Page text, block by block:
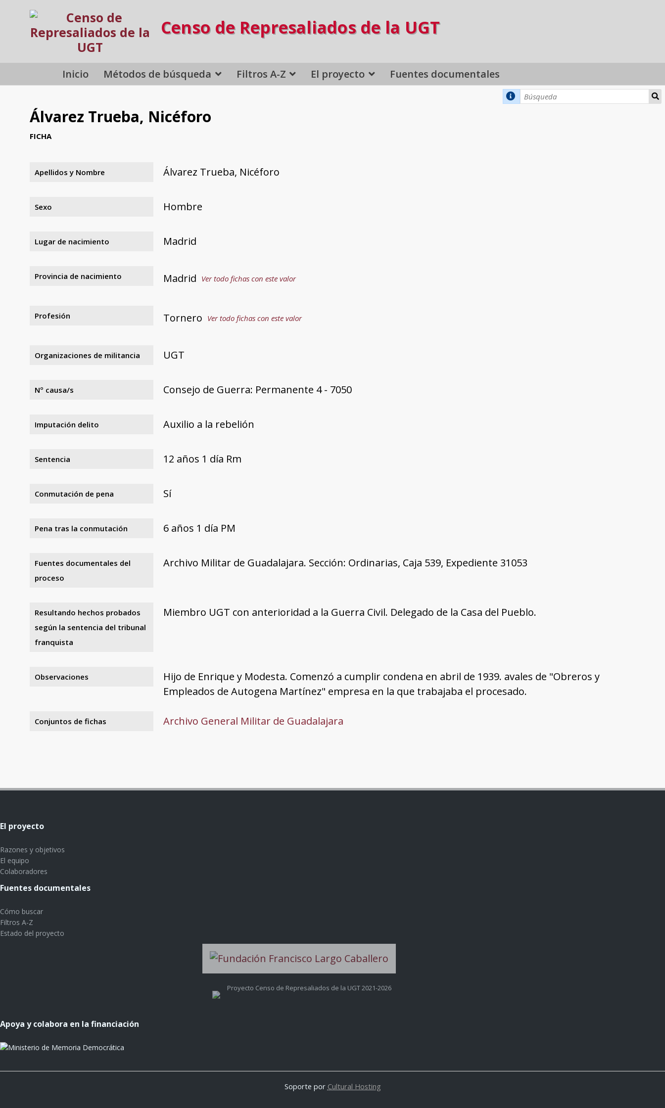
Censo de Represaliados de la UGT
Inicio Métodos de búsqueda Filtros A-Z El proyecto Fuentes documentales
Álvarez Trueba, Nicéforo
FICHA
Apellidos y Nombre Álvarez Trueba, Nicéforo
Sexo Hombre
Lugar de nacimiento Madrid
Provincia de nacimiento Madrid Ver todo fichas con este valor
Profesión Tornero Ver todo fichas con este valor
Organizaciones de militancia UGT
Nº causa/s Consejo de Guerra: Permanente 4 - 7050
Imputación delito Auxilio a la rebelión
Sentencia 12 años 1 día Rm
Conmutación de pena Sí
Pena tras la conmutación 6 años 1 día PM
Fuentes documentales del
proceso
Archivo Militar de Guadalajara. Sección: Ordinarias, Caja 539, Expediente 31053
Resultando hechos probados
según la sentencia del tribunal
franquista
Miembro UGT con anterioridad a la Guerra Civil. Delegado de la Casa del Pueblo.
Observaciones
Hijo de Enrique y Modesta. Comenzó a cumplir condena en abril de 1939. avales de "Obreros y
Empleados de Autogena Martínez" empresa en la que trabajaba el procesado.
Conjuntos de fichas Archivo General Militar de Guadalajara
El proyecto
Razones y objetivos
El equipo
Colaboradores
Fuentes documentales
Cómo buscar
Filtros A-Z
Estado del proyecto
Proyecto Censo de Represaliados de la UGT 2021-2026
Apoya y colabora en la financiación
Soporte por Cultural Hosting